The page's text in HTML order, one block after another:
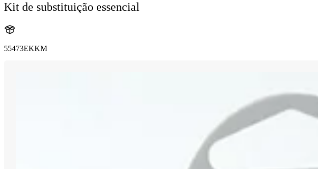
Kit de substituição essencial
55473EKKM